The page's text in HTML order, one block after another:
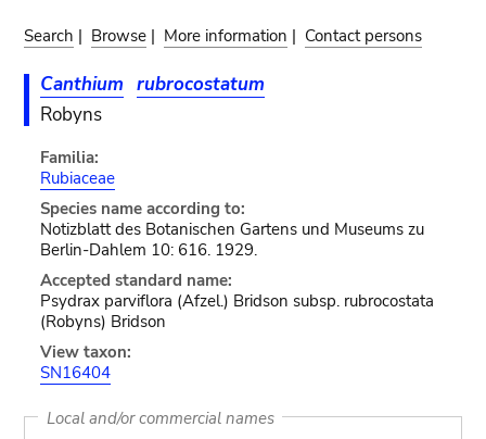
Search | Browse | More information | Contact persons
Canthium rubrocostatum
Robyns
Familia:
Rubiaceae
Species name according to:
Notizblatt des Botanischen Gartens und Museums zu
Berlin-Dahlem 10: 616. 1929.
Accepted standard name:
Psydrax parviflora (Afzel.) Bridson subsp. rubrocostata
(Robyns) Bridson
View taxon:
SN16404
Local and/or commercial names